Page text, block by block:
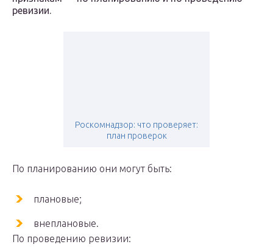
ревизии.
Роскомнадзор: что проверяет:
план проверок
По планированию они могут быть:
плановые;
внеплановые.
По проведению ревизии: